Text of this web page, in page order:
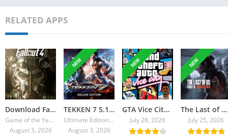
RELATED APPS
Download Fallout 4 Torrent
Game of the Year Edition v1.10.980.0
August 3, 2026
NEW
TEKKEN 7 5.10 Ultimate Edition Torrent + All DLCs
Ultimate Edition v4.22
August 3, 2026
NEW
GTA Vice City 2026 Torrent
July 28, 2026
NEW
The Last of Us Part II Remastered Torrent Baixar
July 25, 2026